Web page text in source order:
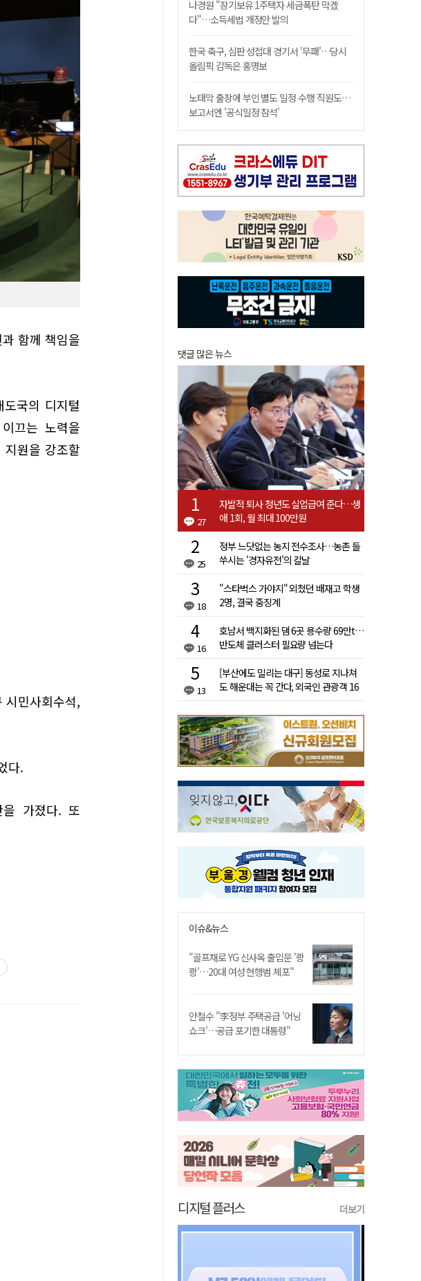
함께 책임을
국의 디지털
끄는 노력을
원을 강조할
시민사회수석,
다.
가졌다. 또
나경원 "장기보유 1주택자 세금폭탄 막겠
다"…소득세법 개정안 발의
한국 축구, 심판 성접대 경기서 '무패'…당시
올림픽 감독은 홍명보
노태악 출장에 부인 별도 일정 수행 직원도…
보고서엔 '공식일정 참석'
댓글 많은 뉴스
27
자발적 퇴사 청년도 실업급여 준다…생
애 1회, 월 최대 100만원
25
정부 느닷없는 농지 전수조사…농촌 들
쑤시는 '경자유전'의 칼날
18
"스타벅스 가야지" 외쳤던 배재고 학생
2명, 결국 중징계
16
호남서 백지화된 댐 6곳 용수량 69만t…
반도체 클러스터 필요량 넘는다
13
[부산에도 밀리는 대구] 동성로 지나쳐
도 해운대는 꼭 간다, 외국인 관광객 16
이슈&뉴스
"골프채로 YG 신사옥 출입문 '쾅
쾅'…20대 여성 현행범 체포"
안철수 "李정부 주택공급 '어닝
쇼크'…공급 포기한 대통령"
디지털 플러스 더보기